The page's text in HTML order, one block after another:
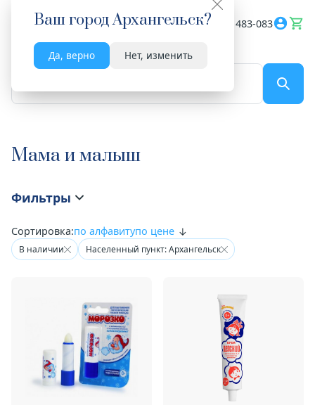
Ваш городАрхангельск?
Да, верно Нет, изменить
Весь сайт 8182 483-083
Мама и малыш
Фильтры
Сортировка:по алфавитупо цене
В наличии Населенный пункт: Архангельск